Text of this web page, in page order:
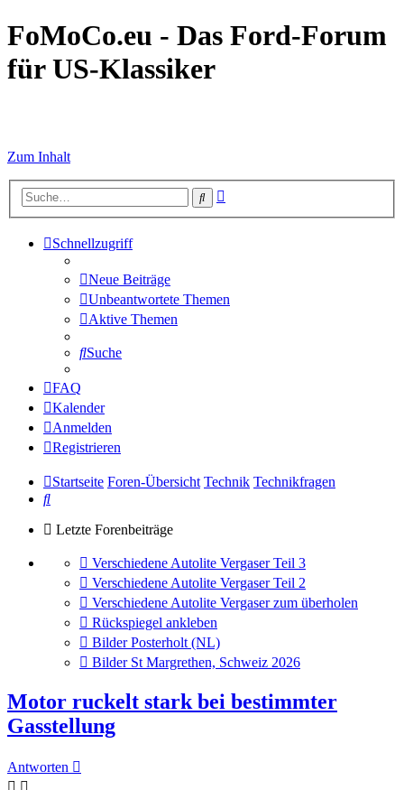
FoMoCo.eu - Das Ford-Forum
für US-Klassiker
Zum Inhalt
Suche
Schnellzugriff
Neue Beiträge
Unbeantwortete Themen
Aktive Themen
Suche
FAQ
Kalender
Anmelden
Registrieren
Startseite Foren-Übersicht Technik Technikfragen
Suche
Letzte Forenbeiträge
Gehe
zum
letzten
Beitrag
Verschiedene Autolite Vergaser Teil 3
Gehe
zum
letzten
Beitrag
Verschiedene Autolite Vergaser Teil 2
Gehe
zum
letzten
Beitrag
Verschiedene Autolite Vergaser zum überholen
Gehe
zum
letzten
Beitrag
Rückspiegel ankleben
Gehe
zum
letzten
Bilder Posterholt (NL)
Gehe
letzten
Beitrag
Bilder St Margrethen, Schweiz 2026
Motor ruckelt stark bei bestimmter
Gasstellung
Antworten